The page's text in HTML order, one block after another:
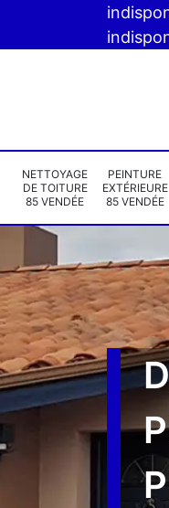
NETTOYAGE
DE TOITURE
85 VENDÉE
PEINTURE
EXTÉRIEURE
85 VENDÉE